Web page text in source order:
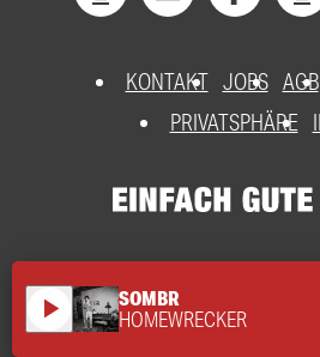
KONTAKT JOBS AGB
PRIVATSPHÄRE
play_arrow SOMBR
HOMEWRECKER